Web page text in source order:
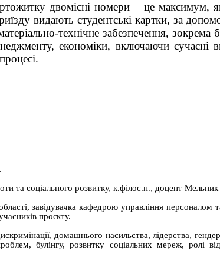
двомісні номери – це максимум,
видають студентські картки, за
технічне забезпечення, зокрема
економіки, включаючи сучасні
та соціального розвитку, к.філос.н., доцент
завідувачка кафедрою управління персоналом
проєкту.
домашнього насильства, лідерства,
булінгу, розвитку соціальних мереж, ролі